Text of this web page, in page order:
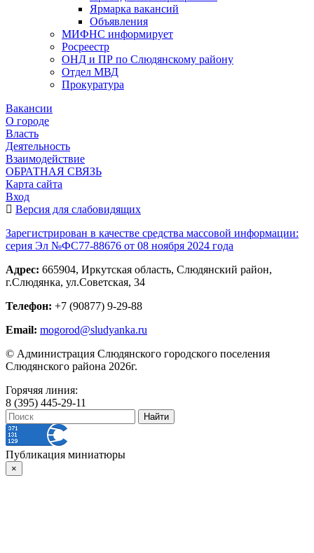
Ярмарка вакансий
Объявления
МИФНС информирует
Росреестр
ОНД и ПР по Слюдянскому району
Отдел МВД
Прокуратура
Вакансии
О городе
Власть
Деятельность
Взаимодействие
ОБРАТНАЯ СВЯЗЬ
Карта сайта
Вход
Версия для слабовидящих
Зарегистрирован в качестве средства массовой информации:
серия Эл №ФС77-88676 от 08 ноября 2024 года
Адрес: 665904, Иркутская область, Слюдянский район,
г.Слюдянка, ул.Советская, 34
Телефон: +7 (90877) 9-29-88
Email: mogorod@sludyanka.ru
© Администрация Слюдянского городского поселения
Слюдянского района 2026г.
Горячяя линия:
8 (395) 445-29-11
Публикация миниатюры
×